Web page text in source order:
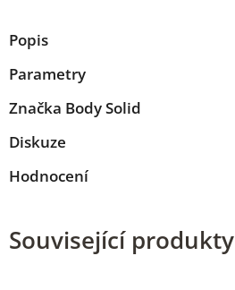
Popis
Parametry
Značka Body Solid
Diskuze
Hodnocení
Související produkty